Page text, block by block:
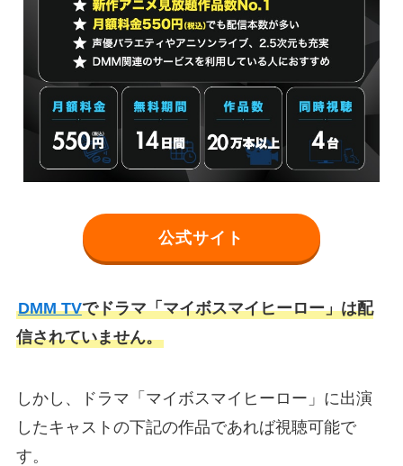
公式サイト
DMM TVでドラマ「マイボスマイヒーロー」は配
信されていません。
しかし、ドラマ「マイボスマイヒーロー」に出演
したキャストの下記の作品であれば視聴可能で
す。